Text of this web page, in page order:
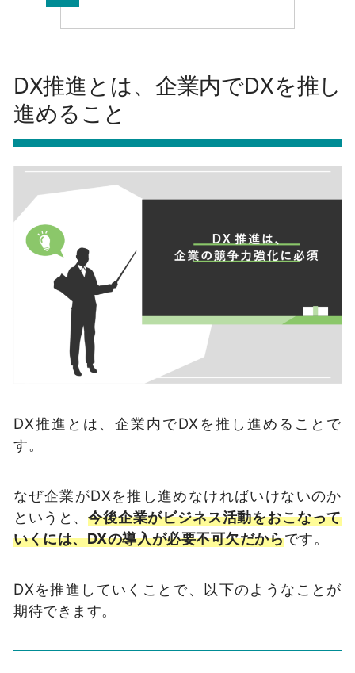
DX推進とは、企業内でDXを推し
進めること
DX推進とは、企業内でDXを推し進めることで
す。
なぜ企業がDXを推し進めなければいけないのか
というと、今後企業がビジネス活動をおこなって
いくには、DXの導入が必要不可欠だからです。
DXを推進していくことで、以下のようなことが
期待できます。